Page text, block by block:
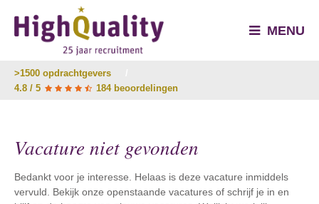
MENU
>1500 opdrachtgevers
4.8 / 5
184 beoordelingen
Vacature niet gevonden
Bedankt voor je interesse. Helaas is deze vacature inmiddels
vervuld. Bekijk onze openstaande vacatures of schrijf je in en